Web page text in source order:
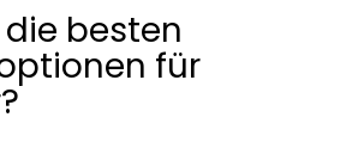
besten
für